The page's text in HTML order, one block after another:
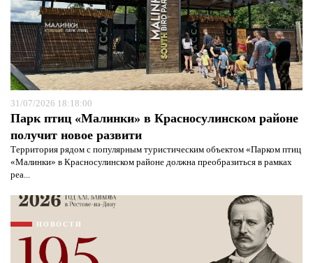
31/07/2026 18:18:00
Парк птиц «Малинки» в Красносулинском районе
получит новое развити
Территория рядом с популярным туристическим объектом «Парком птиц
«Малинки» в Красносулинском районе должна преобразиться в рамках
реа...
НОВОСТИ